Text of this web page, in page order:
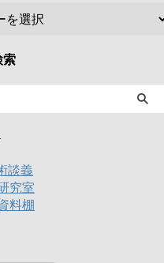
索
談義
究室
料棚